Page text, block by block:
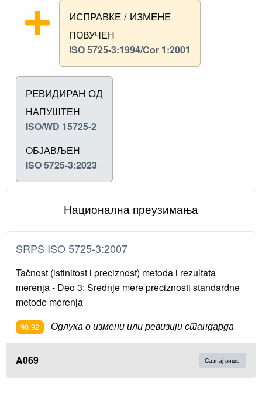
ИСПРАВКЕ / ИЗМЕНЕ
ПОВУЧЕН
ISO 5725-3:1994/Cor 1:2001
РЕВИДИРАН ОД
НАПУШТЕН
ISO/WD 15725-2
ОБЈАВЉЕН
ISO 5725-3:2023
Национална преузимања
SRPS ISO 5725-3:2007
Tačnost (istinitost i preciznost) metoda i rezultata
merenja - Deo 3: Srednje mere preciznosti standardne
metode merenja
90.92 Одлука о измени или ревизији стандарда
A069 Сазнај више